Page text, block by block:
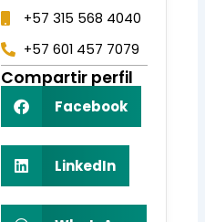
+57 315 568 4040
+57 601 457 7079
Compartir perfil
Facebook
LinkedIn